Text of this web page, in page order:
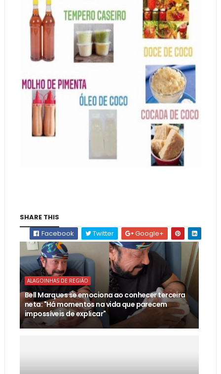
SHARE THIS
Facebook
Twitter Google+
ALAGOINHAS DE REGIÃO
Bell Marques se emociona ao conhecer terceira
neta: "Há momentos na vida que parecem
impossíveis de explicar"